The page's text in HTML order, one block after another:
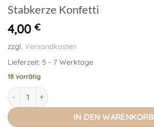
Stabkerze Konfetti
4,00 €
zzgl. Versandkosten
Lieferzeit: 5 - 7 Werktage
18 vorrätig
Stabkerze Konfetti Menge
IN DEN WARENKORB